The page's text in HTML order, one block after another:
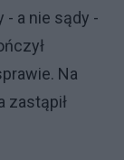
- a nie sądy -
Na
zastąpił